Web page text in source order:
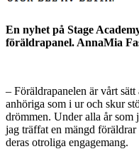
En nyhet på Stage
föräldrapanel. AnnaMia
– Föräldrapanelen är vårt
anhöriga som i ur och skur
drömmen. Under alla år som
jag träffat en mängd
deras otroliga engagemang.